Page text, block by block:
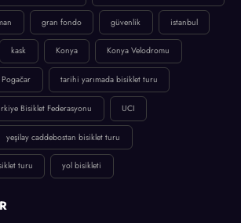
gran fondo güvenlik istanbul
kask Konya Konya Velodromu
Pogačar tarihi yarımada bisiklet turu
Bisiklet Federasyonu UCI
yeşilay caddebostan bisiklet turu
turu yol bisikleti